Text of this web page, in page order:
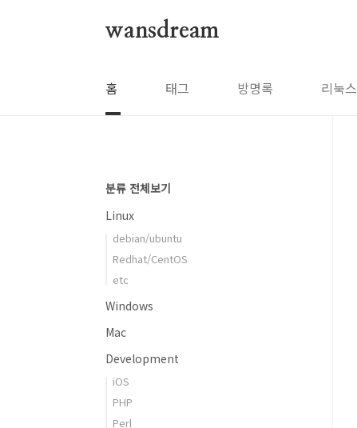
wansdream
홈 태그 방명록 리눅스
분류 전체보기
Linux
debian/ubuntu
Redhat/CentOS
etc
Windows
Mac
Development
iOS
PHP
Perl